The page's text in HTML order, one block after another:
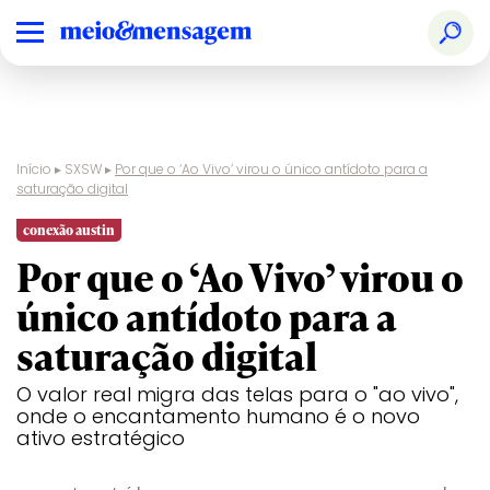
Início ▸ SXSW▸ Por que o ‘Ao Vivo’ virou o único antídoto para a
saturação digital
conexão austin
Por que o ‘Ao Vivo’ virou o
único antídoto para a
saturação digital
O valor real migra das telas para o "ao vivo",
onde o encantamento humano é o novo
ativo estratégico